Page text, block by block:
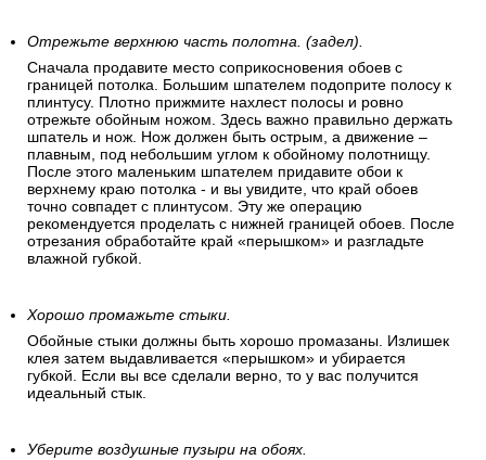
Отрежьте верхнюю часть полотна. (задел).
Сначала продавите место соприкосновения обоев с
границей потолка. Большим шпателем подоприте полосу к
плинтусу. Плотно прижмите нахлест полосы и ровно
отрежьте обойным ножом. Здесь важно правильно держать
шпатель и нож. Нож должен быть острым, а движение –
плавным, под небольшим углом к обойному полотнищу.
После этого маленьким шпателем придавите обои к
верхнему краю потолка - и вы увидите, что край обоев
точно совпадет с плинтусом. Эту же операцию
рекомендуется проделать с нижней границей обоев. После
отрезания обработайте край «перышком» и разгладьте
влажной губкой.
Хорошо промажьте стыки.
Обойные стыки должны быть хорошо промазаны. Излишек
клея затем выдавливается «перышком» и убирается
губкой. Если вы все сделали верно, то у вас получится
идеальный стык.
Уберите воздушные пузыри на обоях.